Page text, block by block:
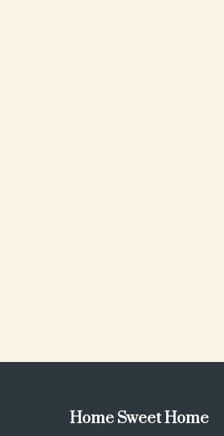
Home Sweet Home